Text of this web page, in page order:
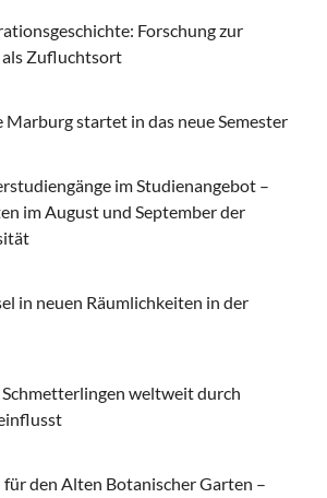
Forschung zur
Zufluchtsort
Marburg startet in das neue Semester
im Studienangebot –
im August und September der
in neuen Räumlichkeiten in der
weltweit durch
für den Alten Botanischer Garten –